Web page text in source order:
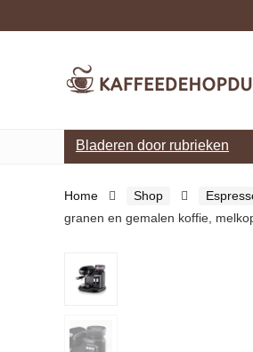
Bladeren door rubrieken
Home Shop
granen en gemalen koffie,